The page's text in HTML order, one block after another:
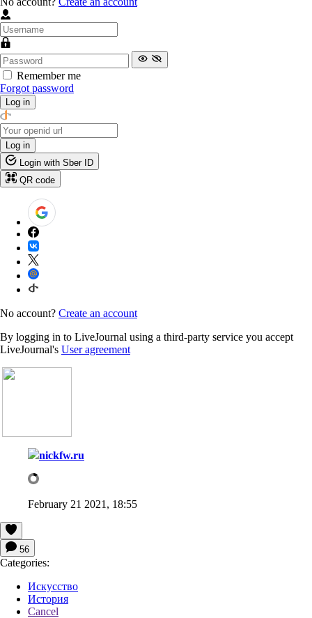
Remember me
Forgot password
Log in
Log in
Login with Sber ID
QR code
No account? Create an account
By logging in to LiveJournal using a third-party service you accept
LiveJournal's User agreement
nickfw.ru
February 21 2021, 18:55
56
Categories:
Искусство
История
Cancel